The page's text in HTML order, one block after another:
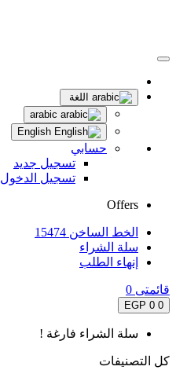
اللغة
حسابي
تسجيل جديد
تسجيل الدخول
Offers
الخط الساخن 15474
سلة الشراء
إنهاء الطلب
قائمتى 0
0
0 EGP
سلة الشراء فارغة !
كل التصنيفات